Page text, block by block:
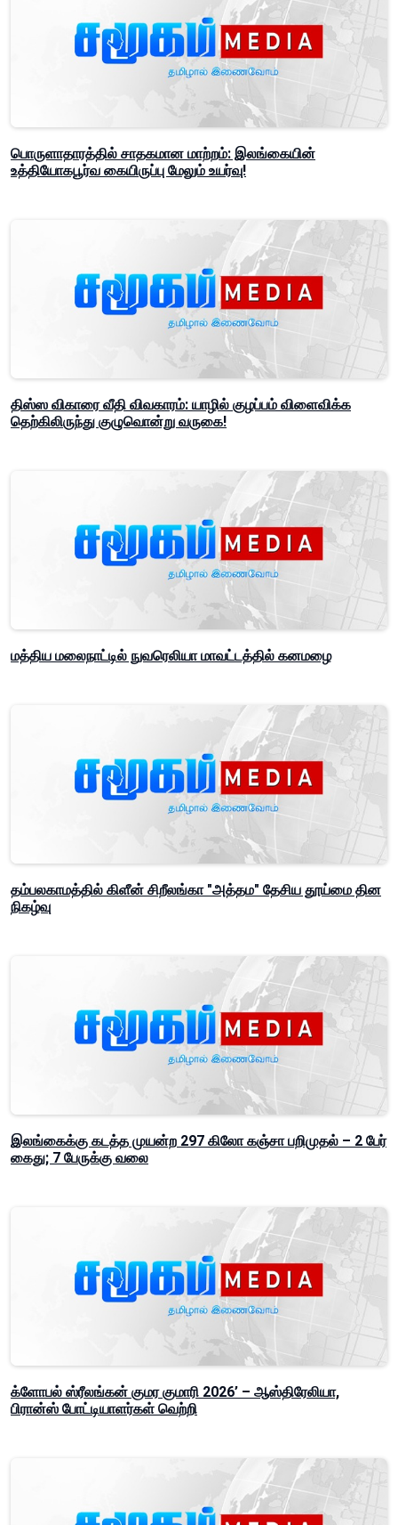
பொருளாதாரத்தில் சாதகமான மாற்றம்: இலங்கையின்
உத்தியோகபூர்வ கையிருப்பு மேலும் உயர்வு!
திஸ்ஸ விகாரை வீதி விவகாரம்: யாழில் குழப்பம் விளைவிக்க
தெற்கிலிருந்து குழுவொன்று வருகை!
மத்திய மலைநாட்டில் நுவரெலியா மாவட்டத்தில் கனமழை
தம்பலகாமத்தில் கிளீன் சிறீலங்கா "அத்தம" தேசிய தூய்மை தின
நிகழ்வு
இலங்கைக்கு கடத்த முயன்ற 297 கிலோ கஞ்சா பறிமுதல் – 2 பேர்
கைது; 7 பேருக்கு வலை
க்ளோபல் ஸ்ரீலங்கன் குமர குமாரி 2026’ – ஆஸ்திரேலியா,
பிரான்ஸ் போட்டியாளர்கள் வெற்றி